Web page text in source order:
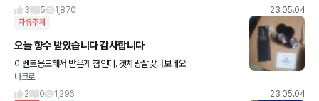
현금요규해도되나요?
3
5 1,870 23.05.04
자유주제
오늘 향수 받았습니다 감사합니다
이벤트응모해서 받은게 첨인데. 겟차랑잘맞나보네요
나크로
2
0 1,296 23.05.04